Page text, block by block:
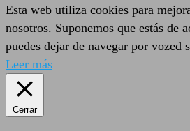
Esta web utiliza cookies para
nosotros. Suponemos que estás de
puedes dejar de navegar por vozed
Leer más
Cerrar